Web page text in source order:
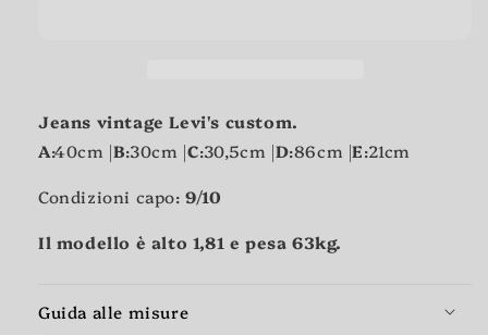
Jeans vintage Levi's custom.
A:40cm |B:30cm |C:30,5cm |D:86cm |E:21cm
Condizioni capo: 9/10
Il modello è alto 1,81 e pesa 63kg.
Guida alle misure